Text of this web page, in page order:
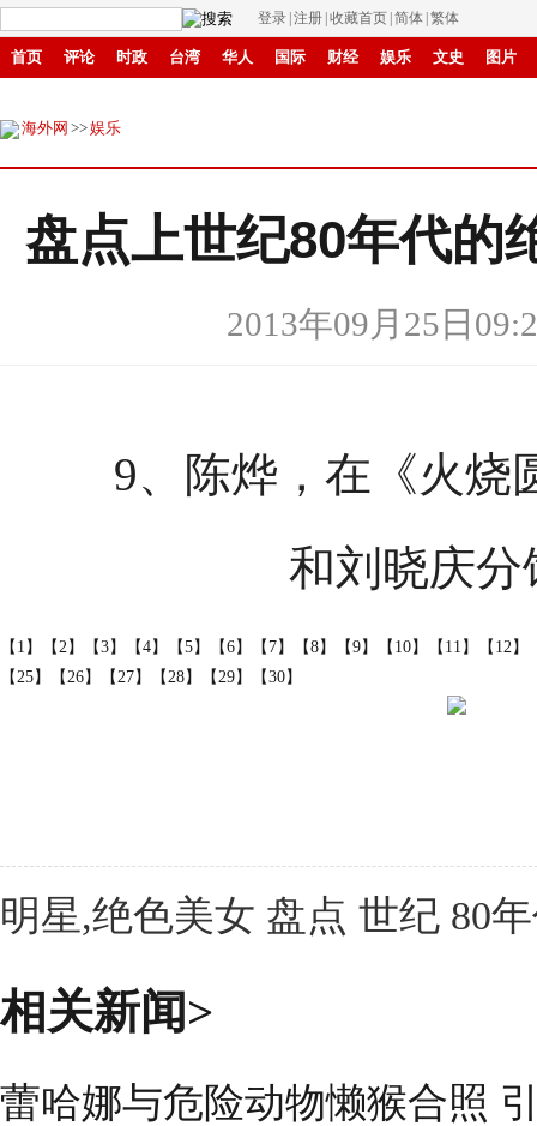
登录 注册 收藏首页 简体 繁体
首页 评论 时政 台湾 华人 国际 财经 娱乐 文史 图片
海外网 >>娱乐
盘点上世纪80年代的
2013年09月25日
9、陈烨，在《火烧
和刘晓庆
【1】 【2】 【3】 【4】 【5】 【6】 【7】 【8】 【9】 【10】 【11】 【12】
【25】
【26】 【27】 【28】 【29】 【30】
明星,绝色美女 盘点 世纪 80
相关新闻>
蕾哈娜与危险动物懒猴合照